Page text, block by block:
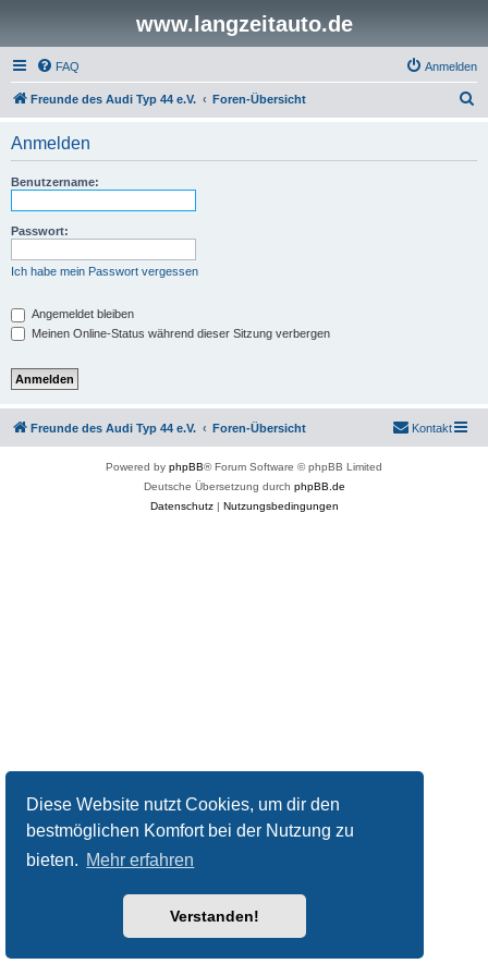
Diese Website nutzt Cookies, um dir den
bestmöglichen Komfort bei der Nutzung zu
bieten. Mehr erfahren
Verstanden!
www.langzeitauto.de
FAQ Anmelden
Freunde des Audi Typ 44 e.V. Foren-Übersicht
Anmelden
Benutzername:
Passwort:
Ich habe mein Passwort vergessen
Angemeldet bleiben
Meinen Online-Status während dieser Sitzung verbergen
Freunde des Audi Typ 44 e.V. Foren-Übersicht Kontakt
Powered by phpBB® Forum Software © phpBB Limited
Deutsche Übersetzung durch phpBB.de
Datenschutz| Nutzungsbedingungen